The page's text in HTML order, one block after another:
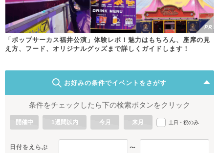
「ポップサーカス福井公演」体験レポ！魅力はもちろん、座席の見
え方、フード、オリジナルグッズまで詳しくガイドします！
お好みの条件でイベントをさがす
条件をチェックしたら下の検索ボタンをクリック
開催中 1週間以内 今月 来月 土日・祝のみ
日付をえらぶ 〜